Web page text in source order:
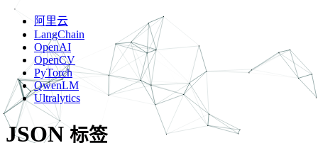
阿里云
LangChain
OpenAI
OpenCV
PyTorch
QwenLM
Ultralytics
JSON标签